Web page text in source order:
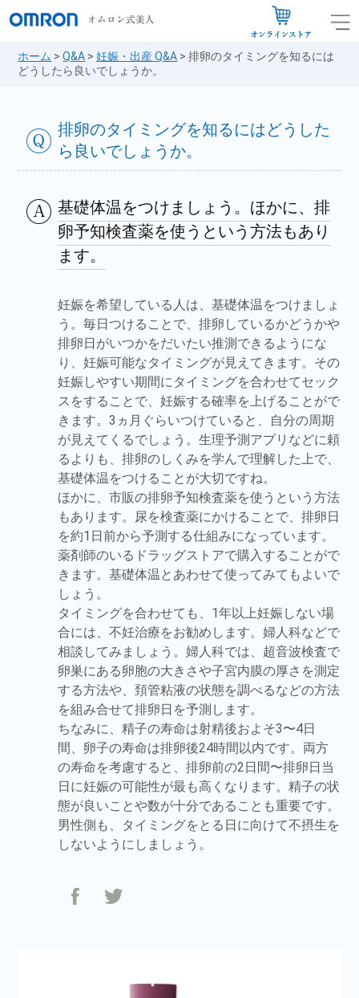
ホーム >Q&A >妊娠・出産 Q&A >排卵のタイミングを知るには
どうしたら良いでしょうか。
排卵のタイミングを知るにはどうした
ら良いでしょうか。
基礎体温をつけましょう。ほかに、排
卵予知検査薬を使うという方法もあり
ます。
妊娠を希望している人は、基礎体温をつけましょ
う。毎日つけることで、排卵しているかどうかや
排卵日がいつかをだいたい推測できるようにな
り、妊娠可能なタイミングが見えてきます。その
妊娠しやすい期間にタイミングを合わせてセック
スをすることで、妊娠する確率を上げることがで
きます。3ヵ月ぐらいつけていると、自分の周期
が見えてくるでしょう。生理予測アプリなどに頼
るよりも、排卵のしくみを学んで理解した上で、
基礎体温をつけることが大切ですね。
ほかに、市販の排卵予知検査薬を使うという方法
もあります。尿を検査薬にかけることで、排卵日
を約1日前から予測する仕組みになっています。
薬剤師のいるドラッグストアで購入することがで
きます。基礎体温とあわせて使ってみてもよいで
しょう。
タイミングを合わせても、1年以上妊娠しない場
合には、不妊治療をお勧めします。婦人科などで
相談してみましょう。婦人科では、超音波検査で
卵巣にある卵胞の大きさや子宮内膜の厚さを測定
する方法や、頚管粘液の状態を調べるなどの方法
を組み合せて排卵日を予測します。
ちなみに、精子の寿命は射精後およそ3〜4日
間、卵子の寿命は排卵後24時間以内です。両方
の寿命を考慮すると、排卵前の2日間〜排卵日当
日に妊娠の可能性が最も高くなります。精子の状
態が良いことや数が十分であることも重要です。
男性側も、タイミングをとる日に向けて不摂生を
しないようにしましょう。